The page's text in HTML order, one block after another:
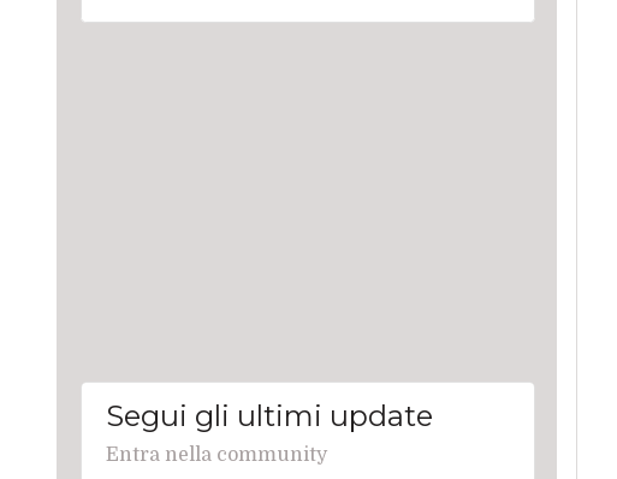
Segui gli ultimi update
Entra nella community